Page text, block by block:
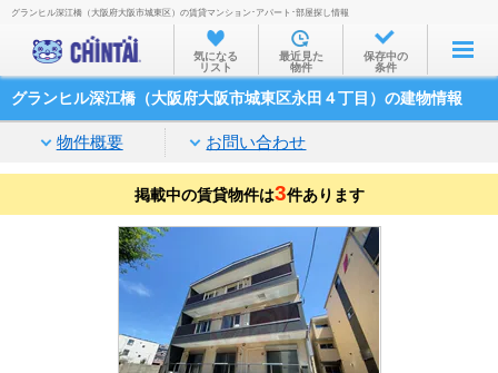
お部屋を探す
沿線・駅から
家賃相場から
通勤通学時間から
物件特集から
不動産会社から
TOP
グランヒル深江橋（大阪府大阪市城東区）の賃貸マンション･アパート･部屋探し情報
気になる
リスト
最近見た
物件
保存中の
条件
グランヒル深江橋（大阪府大阪市城東区永田４丁目）の建物情報
物件概要 お問い合わせ
掲載中の賃貸物件は3件あります